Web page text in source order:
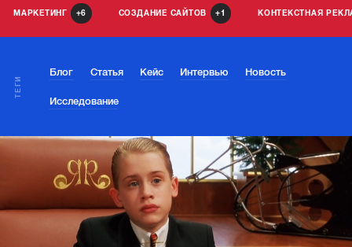
МАРКЕТИНГ 6 СОЗДАНИЕ САЙТОВ 1 КОНТЕКСТНАЯ
ТЕГИ
Блог Статья Кейс Интервью Новость
Исследование